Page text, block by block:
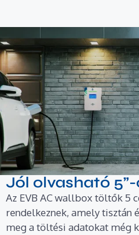
Jól olvasható
Az EVB AC wallbox töltők 5
rendelkeznek, amely tisztán
meg a töltési adatokat még